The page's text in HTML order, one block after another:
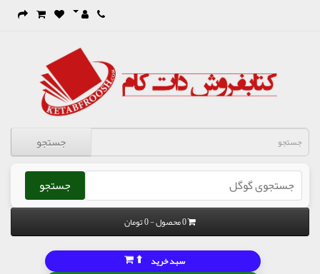
جستجو
جستجو
0 محصول - 0 تومان
سبد خرید ⬆